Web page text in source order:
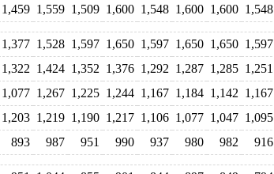
1,459 1,559 1,509 1,600 1,548 1,600 1,600 1,548
1,377 1,528 1,597 1,650 1,597 1,650 1,650 1,597
1,322 1,424 1,352 1,376 1,292 1,287 1,285 1,251
1,077 1,267 1,225 1,244 1,167 1,184 1,142 1,167
1,203 1,219 1,190 1,217 1,106 1,077 1,047 1,095
893 987 951 990 937 980 982 916